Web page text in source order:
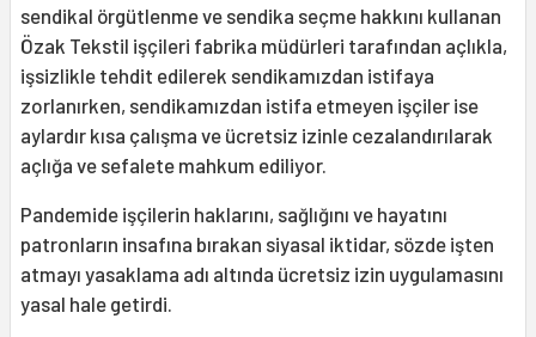
sendikal örgütlenme ve sendika seçme hakkını kullanan
Özak Tekstil işçileri fabrika müdürleri tarafından açlıkla,
işsizlikle tehdit edilerek sendikamızdan istifaya
zorlanırken, sendikamızdan istifa etmeyen işçiler ise
aylardır kısa çalışma ve ücretsiz izinle cezalandırılarak
açlığa ve sefalete mahkum ediliyor.
Pandemide işçilerin haklarını, sağlığını ve hayatını
patronların insafına bırakan siyasal iktidar, sözde işten
atmayı yasaklama adı altında ücretsiz izin uygulamasını
yasal hale getirdi.